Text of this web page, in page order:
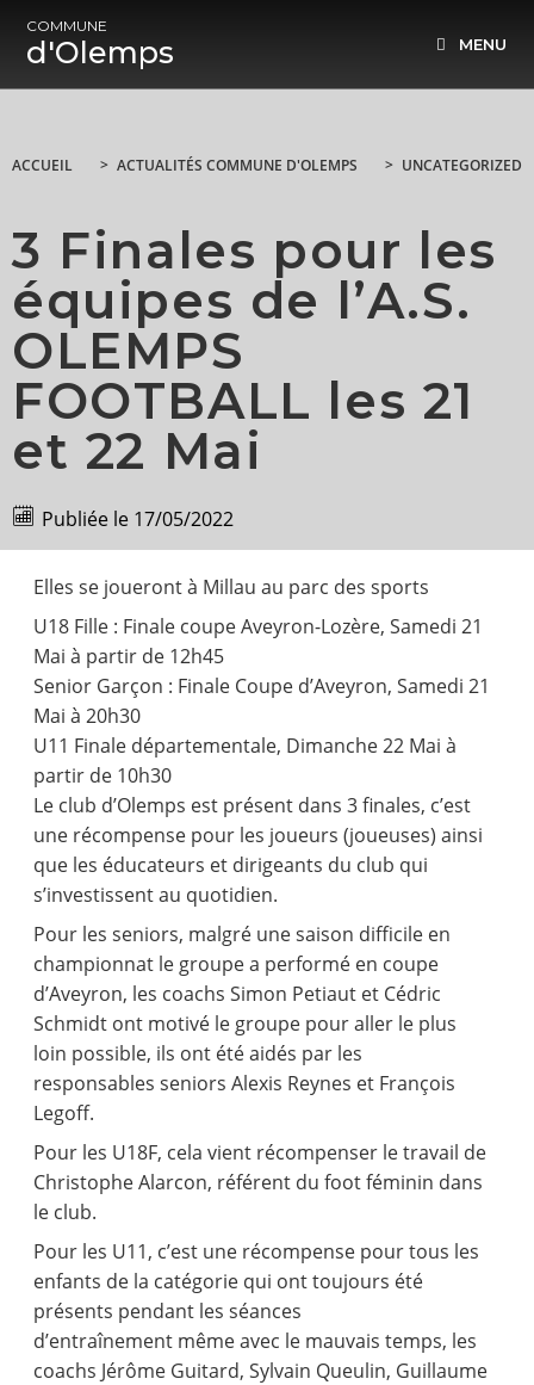
COMMUNE
d'Olemps MENU
ACCUEIL > ACTUALITÉS COMMUNE D'OLEMPS > UNCATEGORIZED
3 Finales pour les
équipes de l’A.S.
OLEMPS
FOOTBALL les 21
et 22 Mai
Publiée le 17/05/2022
Elles se joueront à Millau au parc des sports
U18 Fille : Finale coupe Aveyron-Lozère, Samedi 21
Mai à partir de 12h45
Senior Garçon : Finale Coupe d’Aveyron, Samedi 21
Mai à 20h30
U11 Finale départementale, Dimanche 22 Mai à
partir de 10h30
Le club d’Olemps est présent dans 3 finales, c’est
une récompense pour les joueurs (joueuses) ainsi
que les éducateurs et dirigeants du club qui
s’investissent au quotidien.
Pour les seniors, malgré une saison difficile en
championnat le groupe a performé en coupe
d’Aveyron, les coachs Simon Petiaut et Cédric
Schmidt ont motivé le groupe pour aller le plus
loin possible, ils ont été aidés par les
responsables seniors Alexis Reynes et François
Legoff.
Pour les U18F, cela vient récompenser le travail de
Christophe Alarcon, référent du foot féminin dans
le club.
Pour les U11, c’est une récompense pour tous les
enfants de la catégorie qui ont toujours été
présents pendant les séances
d’entraînement même avec le mauvais temps, les
coachs Jérôme Guitard, Sylvain Queulin, Guillaume